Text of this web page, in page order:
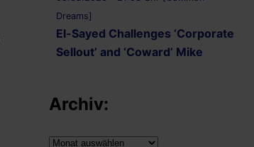
Dreams]
El-Sayed Challenges ‘Corporate
Sellout’ and ‘Coward’ Mike
05.08.2026 - 20:36 Uhr
Dr. Abdul El-Sayed Wins
Archiv:
Archiv: